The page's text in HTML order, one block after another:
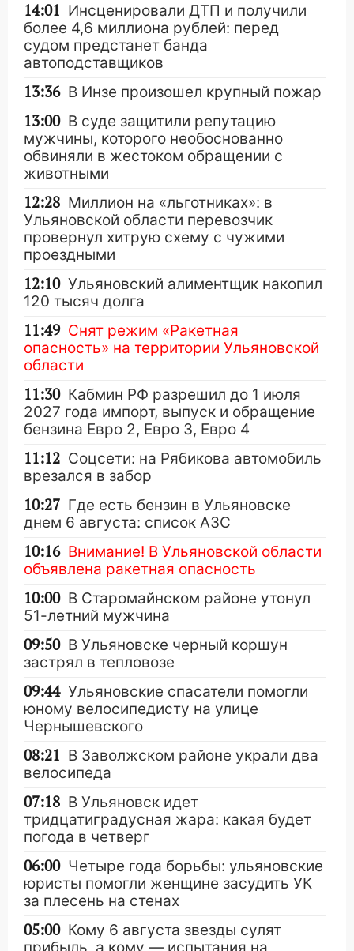
14:01 Инсценировали ДТП и получили
более 4,6 миллиона рублей: перед
судом предстанет банда
автоподставщиков
13:36 В Инзе произошел крупный пожар
13:00 В суде защитили репутацию
мужчины, которого необоснованно
обвиняли в жестоком обращении с
животными
12:28 Миллион на «льготниках»: в
Ульяновской области перевозчик
провернул хитрую схему с чужими
проездными
12:10 Ульяновский алиментщик накопил
120 тысяч долга
11:49 Снят режим «Ракетная
опасность» на территории Ульяновской
области
11:30 Кабмин РФ разрешил до 1 июля
2027 года импорт, выпуск и обращение
бензина Евро 2, Евро 3, Евро 4
11:12 Соцсети: на Рябикова автомобиль
врезался в забор
10:27 Где есть бензин в Ульяновске
днем 6 августа: список АЗС
10:16 Внимание! В Ульяновской области
объявлена ракетная опасность
10:00 В Старомайнском районе утонул
51-летний мужчина
09:50 В Ульяновске черный коршун
застрял в тепловозе
09:44 Ульяновские спасатели помогли
юному велосипедисту на улице
Чернышевского
08:21 В Заволжском районе украли два
велосипеда
07:18 В Ульяновск идет
тридцатиградусная жара: какая будет
погода в четверг
06:00 Четыре года борьбы: ульяновские
юристы помогли женщине засудить УК
за плесень на стенах
05:00 Кому 6 августа звезды сулят